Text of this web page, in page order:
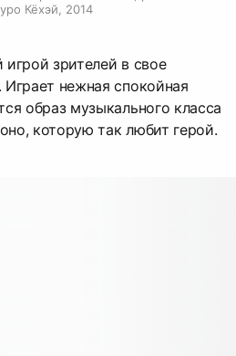
Кёхэй, 2014
зрителей в свое
нежная спокойная
образ музыкального класса
которую так любит герой.